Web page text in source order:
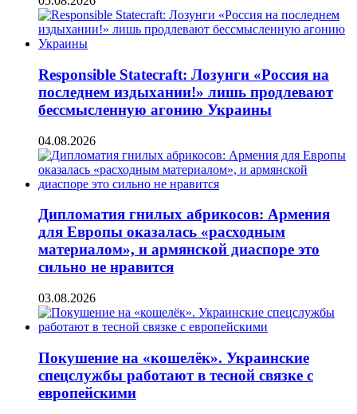
Responsible Statecraft: Лозунги «Россия на
последнем издыхании!» лишь продлевают
бессмысленную агонию Украины
04.08.2026
Дипломатия гнилых абрикосов: Армения
для Европы оказалась «расходным
материалом», и армянской диаспоре это
сильно не нравится
03.08.2026
Покушение на «кошелёк». Украинские
спецслужбы работают в тесной связке с
европейскими